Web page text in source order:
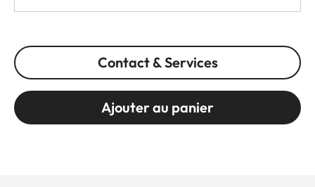
Contact & Services
Ajouter au panier